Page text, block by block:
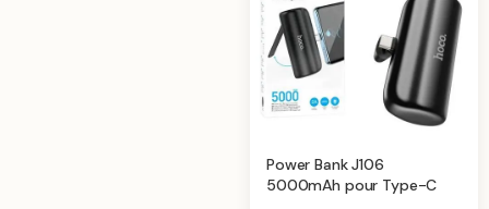
Power Bank J106
5000mAh pour Type-C